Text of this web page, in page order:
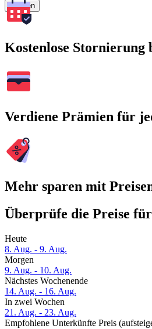
Suchen
Kostenlose Stornierung
Verdiene Prämien für
Mehr sparen mit
Überprüfe die Preise
Heute
8. Aug. - 9. Aug.
Morgen
9. Aug. - 10. Aug.
Nächstes Wochenende
14. Aug. - 16. Aug.
In zwei Wochen
21. Aug. - 23. Aug.
Empfohlene Unterkünfte Preis